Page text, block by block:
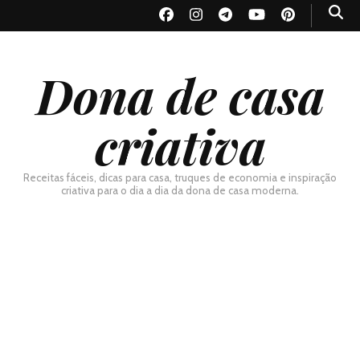
Dona de casa
criativa
Receitas fáceis, dicas para casa, truques de economia e inspiração
criativa para o dia a dia da dona de casa moderna.